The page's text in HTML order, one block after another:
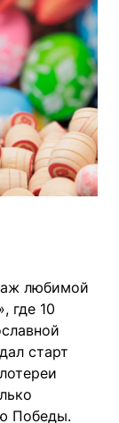
любимой
где 10
старт
Победы.